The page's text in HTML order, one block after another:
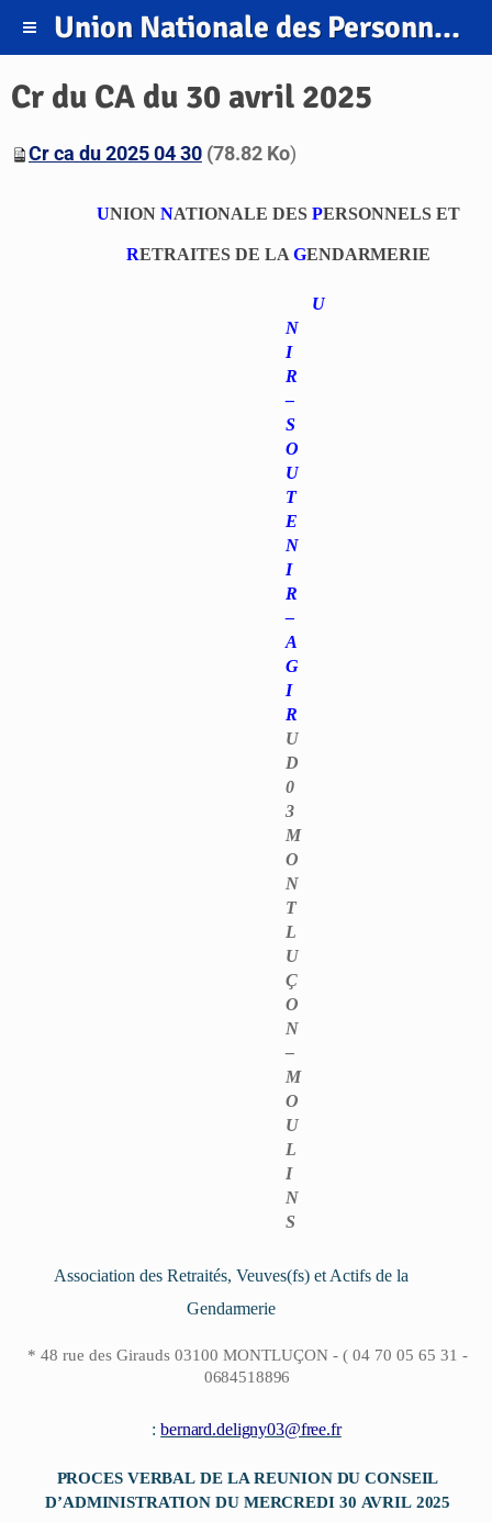
Union Nationale des Personnels et Retraités de la Gendarmerie.
Cr du CA du 30 avril 2025
Cr ca du 2025 04 30 (78.82 Ko)
UNION NATIONALE DES PERSONNELS ET
RETRAITES DE LAGENDARMERIE
U
N
I
R
–
S
O
U
T
E
N
I
R
–
A
G
I
R
U
D
0
3
M
O
N
T
L
U
Ç
O
N
–
M
O
U
L
I
N
S
Association des Retraités, Veuves(fs) et Actifs de la
Gendarmerie
* 48 rue des Girauds 03100 MONTLUÇON - (04 70 05 65 31 -
0684518896
: bernard.deligny03@free.fr
PROCES VERBAL DE LA REUNION DU CONSEIL
D’ADMINISTRATION DU MERCREDI 30 AVRIL 2025